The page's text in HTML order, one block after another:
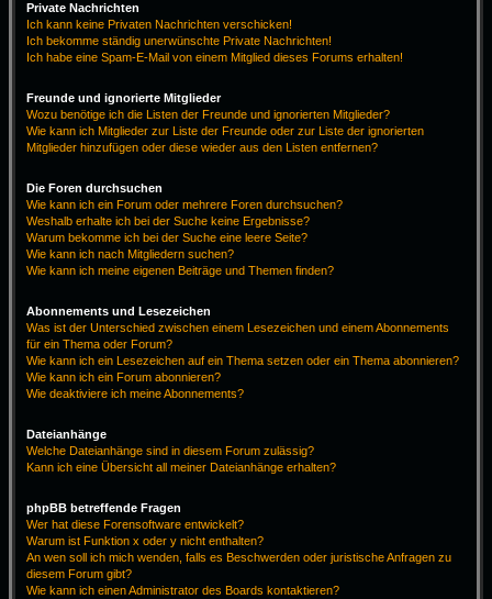
Private Nachrichten
Ich kann keine Privaten Nachrichten verschicken!
Ich bekomme ständig unerwünschte Private Nachrichten!
Ich habe eine Spam-E-Mail von einem Mitglied dieses Forums erhalten!
Freunde und ignorierte Mitglieder
Wozu benötige ich die Listen der Freunde und ignorierten Mitglieder?
Wie kann ich Mitglieder zur Liste der Freunde oder zur Liste der ignorierten
Mitglieder hinzufügen oder diese wieder aus den Listen entfernen?
Die Foren durchsuchen
Wie kann ich ein Forum oder mehrere Foren durchsuchen?
Weshalb erhalte ich bei der Suche keine Ergebnisse?
Warum bekomme ich bei der Suche eine leere Seite?
Wie kann ich nach Mitgliedern suchen?
Wie kann ich meine eigenen Beiträge und Themen finden?
Abonnements und Lesezeichen
Was ist der Unterschied zwischen einem Lesezeichen und einem Abonnements
für ein Thema oder Forum?
Wie kann ich ein Lesezeichen auf ein Thema setzen oder ein Thema abonnieren?
Wie kann ich ein Forum abonnieren?
Wie deaktiviere ich meine Abonnements?
Dateianhänge
Welche Dateianhänge sind in diesem Forum zulässig?
Kann ich eine Übersicht all meiner Dateianhänge erhalten?
phpBB betreffende Fragen
Wer hat diese Forensoftware entwickelt?
Warum ist Funktion x oder y nicht enthalten?
An wen soll ich mich wenden, falls es Beschwerden oder juristische Anfragen zu
diesem Forum gibt?
Wie kann ich einen Administrator des Boards kontaktieren?